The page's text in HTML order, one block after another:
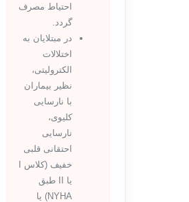
احتیاط مصرف
گردد.
در مبتلایان به
اختلالات
الکترولیتی،
نظیر بیماران
با نارسایی
کلیوی،
نارسایی
احتقانی قلبی
خفیف (کلاس I
یا II طبق
NYHA) یا